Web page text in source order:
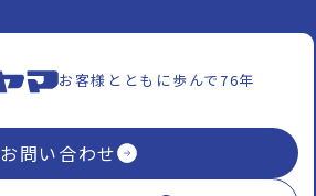
お客様とともに歩んで76年
お問い合わせ